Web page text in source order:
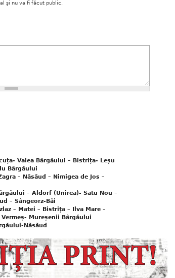
şi nu va fi făcut public.
Valea Bârgăului – Bistrița- Leșu
Bârgăului
– Năsăud – Nimigea de Jos –
– Aldorf (Unirea)- Satu Nou –
– Sângeorz-Băi
– Matei – Bistrița – Ilva Mare –
Vermeș- Mureșenii Bârgăului
Năsăud